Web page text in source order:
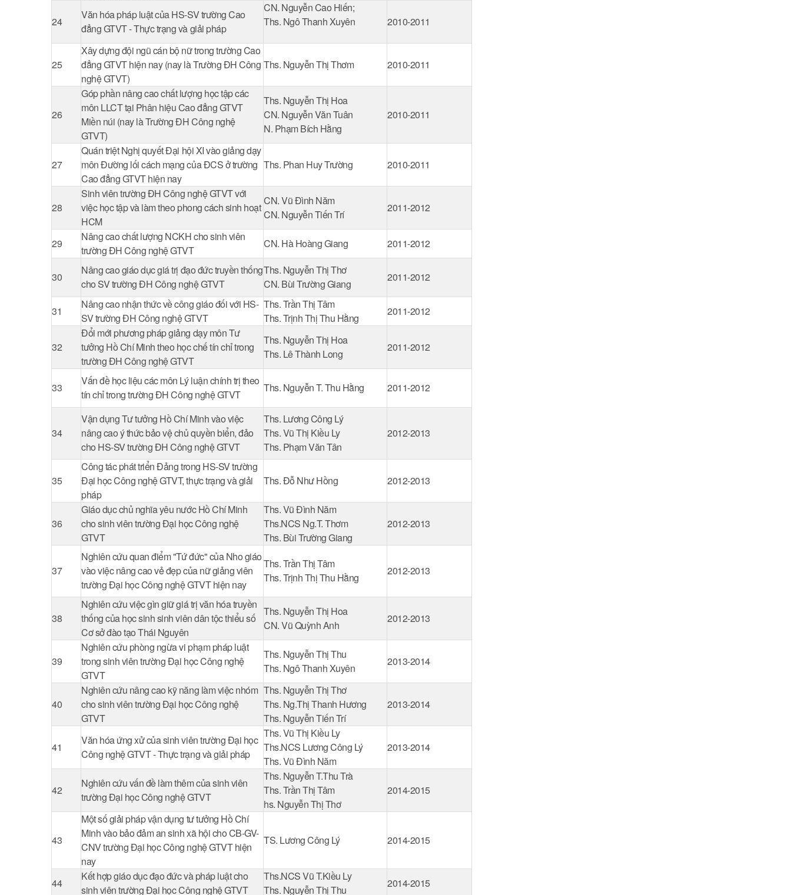
24
Văn hóa pháp luật của HS-SV trường Cao
đẳng GTVT - Thực trạng và giải pháp
CN. Nguyễn Cao Hiến;
Ths. Ngô Thanh Xuyên
2010-2011
25
Xây dựng đội ngũ cán bộ nữ trong trường Cao
đẳng GTVT hiện nay (nay là Trường ĐH Công
nghệ GTVT)
Ths. Nguyễn Thị Thơm 2010-2011
26
Góp phần nâng cao chất lượng học tập các
môn LLCT tại Phân hiệu Cao đẳng GTVT
Miền núi (nay là Trường ĐH Công nghệ
GTVT)
Ths. Nguyễn Thị Hoa
CN. Nguyễn Văn Tuân
N. Phạm Bích Hằng
2010-2011
27
Quán triệt Nghị quyết Đại hội XI vào giảng dạy
môn Đường lối cách mạng của ĐCS ở trường
Cao đẳng GTVT hiện nay
Ths. Phan Huy Trường 2010-2011
28
Sinh viên trường ĐH Công nghệ GTVT với
việc học tập và làm theo phong cách sinh hoạt
HCM
CN. Vũ Đình Năm
CN. Nguyễn Tiến Trí
2011-2012
29
Nâng cao chất lượng NCKH cho sinh viên
trường ĐH Công nghệ GTVT
CN. Hà Hoàng Giang 2011-2012
30
Nâng cao giáo dục giá trị đạo đức truyền thống
cho SV trường ĐH Công nghệ GTVT
Ths. Nguyễn Thị Thơ
CN. Bùi Trường Giang
2011-2012
31
Nâng cao nhận thức về công giáo đối với HS-
SV trường ĐH Công nghệ GTVT
Ths. Trần Thị Tâm
Ths. Trịnh Thị Thu Hằng
2011-2012
32
Đổi mới phương pháp giảng dạy môn Tư
tưởng Hồ Chí Minh theo học chế tín chỉ trong
trường ĐH Công nghệ GTVT
Ths. Nguyễn Thị Hoa
Ths. Lê Thành Long
2011-2012
33
Vấn đề học liệu các môn Lý luận chính trị theo
tín chỉ trong trường ĐH Công nghệ GTVT
Ths. Nguyễn T. Thu Hằng 2011-2012
34
Vận dụng Tư tưởng Hồ Chí Minh vào việc
nâng cao ý thức bảo vệ chủ quyền biển, đảo
cho HS-SV trường ĐH Công nghệ GTVT
Ths. Lương Công Lý
Ths. Vũ Thị Kiều Ly
Ths. Phạm Văn Tân
2012-2013
35
Công tác phát triển Đảng trong HS-SV trường
Đại học Công nghệ GTVT, thực trạng và giải
pháp
Ths. Đỗ Như Hồng 2012-2013
36
Giáo dục chủ nghĩa yêu nước Hồ Chí Minh
cho sinh viên trường Đại học Công nghệ
GTVT
Ths. Vũ Đình Năm
Ths.NCS Ng.T. Thơm
Ths. Bùi Trường Giang
2012-2013
37
Nghiên cứu quan điểm "Tứ đức" của Nho giáo
vào việc nâng cao vẻ đẹp của nữ giảng viên
trường Đại học Công nghệ GTVT hiện nay
Ths. Trần Thị Tâm
Ths. Trịnh Thị Thu Hằng
2012-2013
38
Nghiên cứu việc gìn giữ giá trị văn hóa truyền
thống của học sinh sinh viên dân tộc thiểu số
Cơ sở đào tạo Thái Nguyên
Ths. Nguyễn Thị Hoa
CN. Vũ Quỳnh Anh
2012-2013
39
Nghiên cứu phòng ngừa vi phạm pháp luật
trong sinh viên trường Đại học Công nghệ
GTVT
Ths. Nguyễn Thị Thu
Ths. Ngô Thanh Xuyên
2013-2014
40
Nghiên cứu nâng cao kỹ năng làm việc nhóm
cho sinh viên trường Đại học Công nghệ
GTVT
Ths. Nguyễn Thị Thơ
Ths. Ng.Thị Thanh Hương
Ths. Nguyễn Tiến Trí
2013-2014
41
Văn hóa ứng xử của sinh viên trường Đại học
Công nghệ GTVT - Thực trạng và giải pháp
Ths. Vũ Thị Kiều Ly
Ths.NCS Lương Công Lý
Ths. Vũ Đình Năm
2013-2014
42
Nghiên cứu vấn đề làm thêm của sinh viên
trường Đại học Công nghệ GTVT
Ths. Nguyễn T.Thu Trà
Ths. Trần Thị Tâm
hs. Nguyễn Thị Thơ
2014-2015
43
Một số giải pháp vận dụng tư tưởng Hồ Chí
Minh vào bảo đảm an sinh xã hội cho CB-GV-
CNV trường Đại học Công nghệ GTVT hiện
nay
TS. Lương Công Lý 2014-2015
44
Kết hợp giáo dục đạo đức và pháp luật cho
sinh viên trường Đại học Công nghệ GTVT
Ths.NCS Vũ T.Kiều Ly
Ths. Nguyễn Thị Thu
2014-2015